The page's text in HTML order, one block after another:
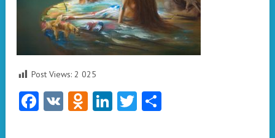
Post Views: 2 025
Facebook
VK Odnoklassniki
LinkedIn
Twitter